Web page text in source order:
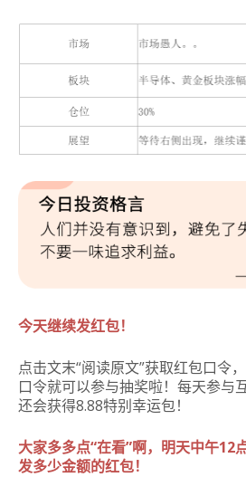
今天继续发红包！
点击文末“阅读原文”获取红包口令
口令就可以参与抽奖啦！每天参与
还会获得8.88特别幸运包！
大家多多点“在看”啊，明天中午12
发多少金额的红包！